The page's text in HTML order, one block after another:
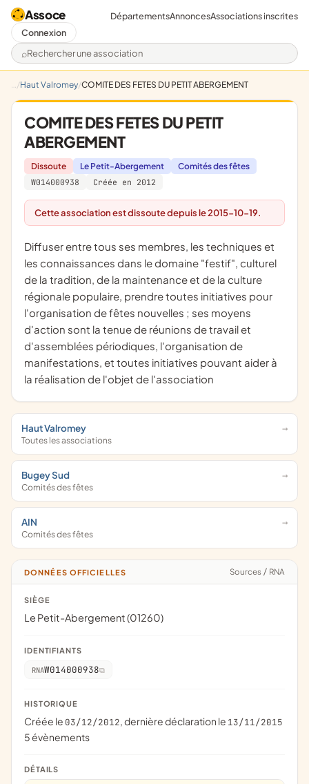
Assoce
Rechercher une association
DépartementsAnnoncesAssociations inscrites
Connexion
Haut Valromey COMITE DES FETES DU PETIT ABERGEMENT
COMITE DES FETES DU PETIT
ABERGEMENT
Dissoute Le Petit-Abergement
Comités des fêtes
W014000938
Créée en 2012
Cette association est dissoute depuis le 2015-10-19.
diffuser entre tous ses membres, les techniques et
les connaissances dans le domaine "festif", culturel
de la tradition, de la maintenance et de la culture
régionale populaire, prendre toutes initiatives pour
l'organisation de fêtes nouvelles ; ses moyens
d'action sont la tenue de réunions de travail et
d'assemblées périodiques, l'organisation de
manifestations, et toutes initiatives pouvant aider à
la réalisation de l'objet de l'association
Haut Valromey
Toutes les associations
Bugey Sud
Comités des fêtes
AIN
Comités des fêtes
DONNÉES OFFICIELLES Sources / RNA
SIÈGE
Le Petit-Abergement (01260)
IDENTIFIANTS
RNAW014000938
HISTORIQUE
Créée le 03/12/2012, dernière déclaration le 13/11/2015
5 évènements
DÉTAILS